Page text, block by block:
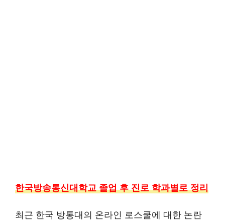
한국방송통신대학교 졸업 후 진로 학과별로 정리
최근 한국 방통대의 온라인 로스쿨에 대한 논란